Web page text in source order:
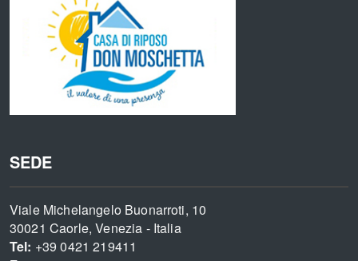
SEDE
Viale Michelangelo Buonarroti, 10
30021 Caorle, Venezia - Italia
Tel: +39 0421 219411